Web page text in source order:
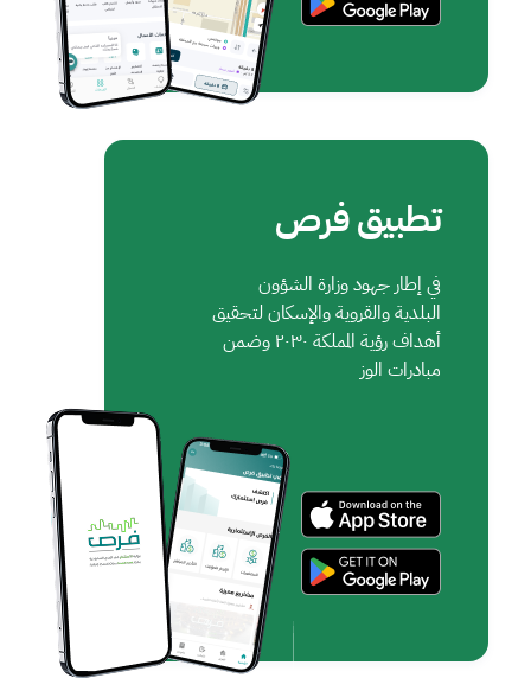
تطبيق فرص
في إطار جهود وزارة الشؤون
البلدية والقروية والإسكان لتحقيق
أهداف رؤية المملكة ٢٠٣٠ وضمن
مبادرات الوز